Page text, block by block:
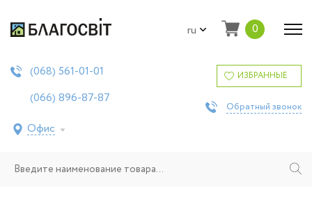
ru 0
(068) 561-01-01
(066) 896-87-87
Офис
ИЗБРАННЫЕ
Обратный звонок